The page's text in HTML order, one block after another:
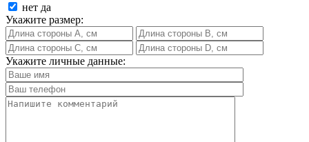
нет да
Укажите размер:
Укажите личные данные: